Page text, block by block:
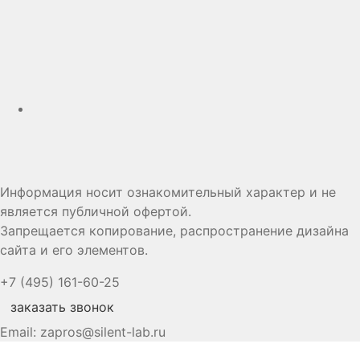
Информация носит ознакомительный характер и не
является публичной офертой.
Запрещается копирование, распространение дизайна
сайта и его элементов.
+7 (495) 161-60-25
заказать звонок
Email: zapros@silent-lab.ru